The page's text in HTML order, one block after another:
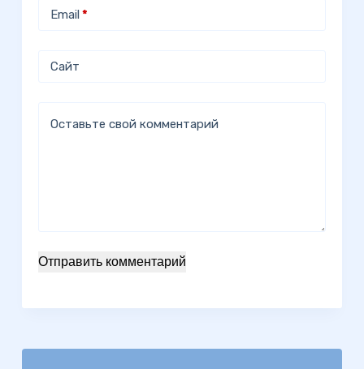
Email*
Сайт
Оставьте свой комментарий
Отправить комментарий